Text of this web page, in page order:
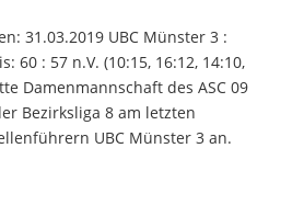
31.03.2019 UBC Münster 3 :
60 : 57 n.V. (10:15, 16:12, 14:10,
Damenmannschaft des ASC 09
Bezirksliga 8 am letzten
UBC Münster 3 an.